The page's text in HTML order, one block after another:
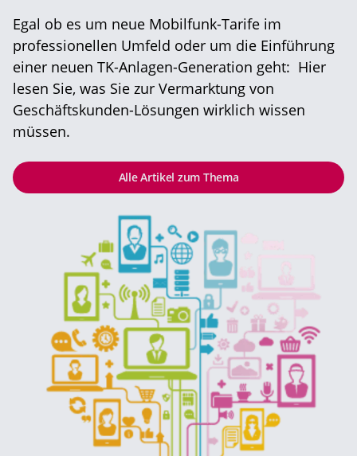
Egal ob es um neue Mobilfunk-Tarife im
professionellen Umfeld oder um die Einführung
einer neuen TK-Anlagen-Generation geht: Hier
lesen Sie, was Sie zur Vermarktung von
Geschäftskunden-Lösungen wirklich wissen
müssen.
Alle Artikel zum Thema